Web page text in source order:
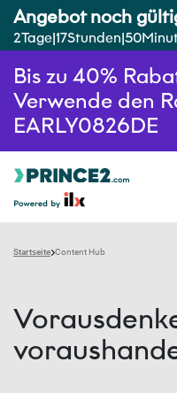
Angebot noch
2Tage 17Stunden 50
Bis zu 40%
Verwende den
EARLY0826DE
Startseite Content Hub